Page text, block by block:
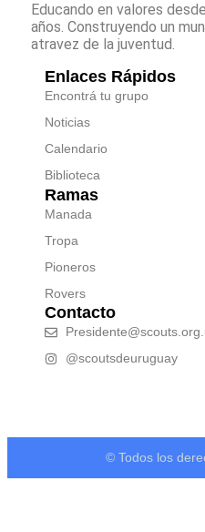
Educando en valores
años. Construyendo un
atravez de la juventud.
Enlaces Rápidos
Encontrá tu grupo
Noticias
Calendario
Biblioteca
Ramas
Manada
Tropa
Pioneros
Rovers
Contacto
@scoutsdeuruguay
© Todos los